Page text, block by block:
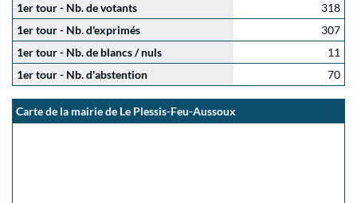
1er tour - Nb. de votants
318
1er tour - Nb. d'exprimés
307
1er tour - Nb. de blancs / nuls
11
1er tour - Nb. d'abstention
70
Carte de la mairie de Le Plessis-Feu-Aussoux